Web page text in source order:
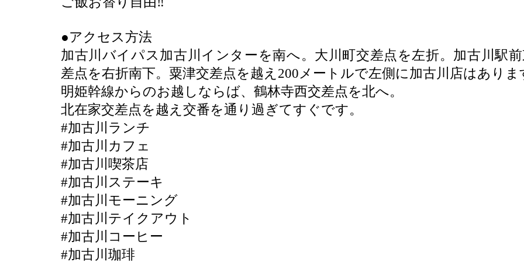
●アクセス方法
加古川バイパス加古川インターを南へ。大川町交差点を左折。加古川駅
差点を右折南下。粟津交差点を越え200メートルで左側に加古川店はありま
明姫幹線からのお越しならば、鶴林寺西交差点を北へ。
北在家交差点を越え交番を通り過ぎてすぐです。
#加古川ランチ
#加古川カフェ
#加古川喫茶店
#加古川ステーキ
#加古川モーニング
#加古川テイクアウト
#加古川コーヒー
#加古川珈琲